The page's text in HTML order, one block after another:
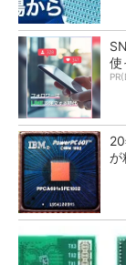
使
が